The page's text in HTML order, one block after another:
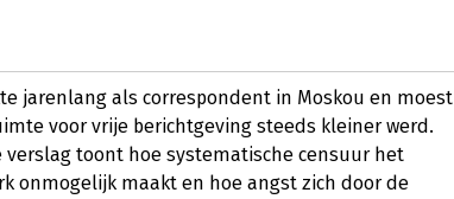
jarenlang als correspondent in Moskou en moest
voor vrije berichtgeving steeds kleiner werd.
verslag toont hoe systematische censuur het
onmogelijk maakt en hoe angst zich door de